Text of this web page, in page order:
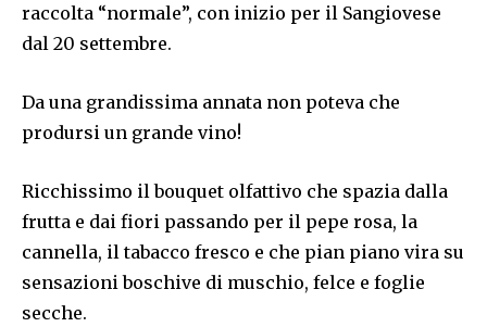
raccolta “normale”, con inizio per il Sangiovese
dal 20 settembre.
Da una grandissima annata non poteva che
prodursi un grande vino!
Ricchissimo il bouquet olfattivo che spazia dalla
frutta e dai fiori passando per il pepe rosa, la
cannella, il tabacco fresco e che pian piano vira su
sensazioni boschive di muschio, felce e foglie
secche.